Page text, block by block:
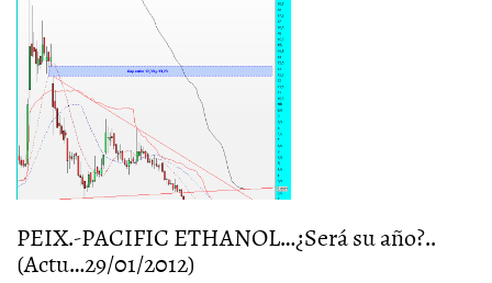
PEIX.-PACIFIC ETHANOL…¿Será su año?..
(Actu…29/01/2012)